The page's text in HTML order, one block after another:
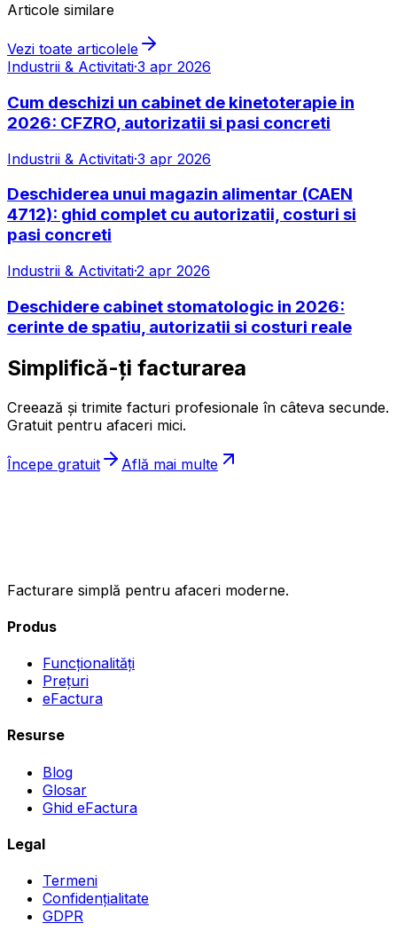
Articole similare
Vezi toate articolele
Industrii & Activitati·3 apr 2026
Cum deschizi un cabinet de kinetoterapie in
2026: CFZRO, autorizatii si pasi concreti
Industrii & Activitati·3 apr 2026
Deschiderea unui magazin alimentar (CAEN
4712): ghid complet cu autorizatii, costuri si
pasi concreti
Industrii & Activitati·2 apr 2026
Deschidere cabinet stomatologic in 2026:
cerinte de spatiu, autorizatii si costuri reale
Simplifică-ți facturarea
Creează și trimite facturi profesionale în câteva secunde.
Gratuit pentru afaceri mici.
Începe gratuit Află mai multe
Facturare simplă pentru afaceri moderne.
Produs
Funcționalități
Prețuri
eFactura
Resurse
Blog
Glosar
Ghid eFactura
Legal
Termeni
Confidențialitate
GDPR